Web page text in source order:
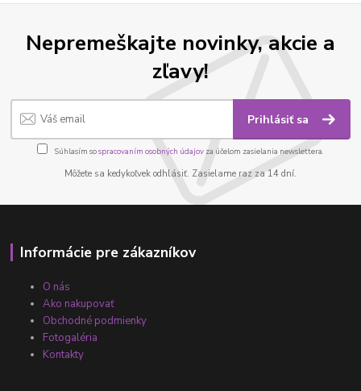
Nepremeškajte novinky, akcie a
zľavy!
Prihlásiť sa
Súhlasím sospracovaním osobných údajov za účelom zasielania newslettera.
Môžete sa kedykoľvek odhlásiť. Zasielame raz za 14 dní.
Informácie pre zákazníkov
O nás
Ako nakupovať
Obchodné podmienky
Fotogaléria
Kontakty